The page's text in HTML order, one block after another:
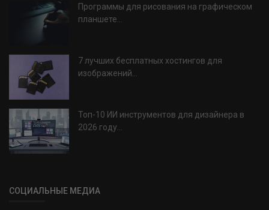
Программы для рисования на графическом
планшете...
7 лучших бесплатных хостингов для
изображений...
Топ-10 ИИ инструментов для дизайнера в
2026 году...
СОЦИАЛЬНЫЕ МЕДИА